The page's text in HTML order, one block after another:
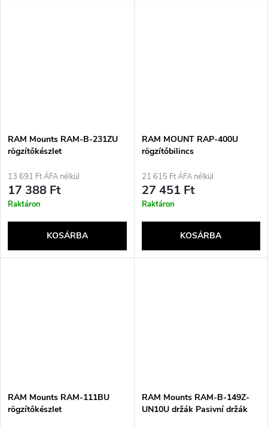
RAM Mounts RAM-B-231ZU
rögzítőkészlet
13 691 Ft ÁFA nélkül
17 388 Ft
Raktáron
KOSÁRBA
RAM MOUNT RAP-400U
rögzítőbilincs
21 615 Ft ÁFA nélkül
27 451 Ft
Raktáron
KOSÁRBA
RAM Mounts RAM-111BU
rögzítőkészlet
RAM Mounts RAM-B-149Z-
UN10U držák Pasivní držák